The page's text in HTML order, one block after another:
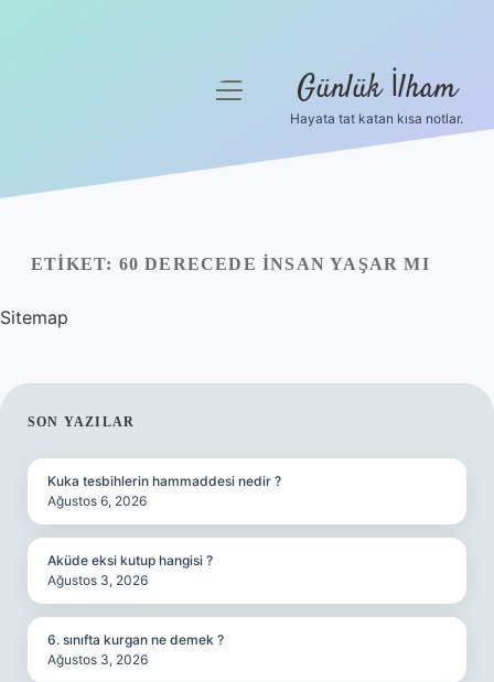
Yasal Uyarı
Hakkımızda
menüyü
Günlük İlham
Hayata tat katan kısa notlar.
ETIKET: 60 DERECEDE INSAN YAŞAR MI
Sitemap
SIDEBAR
SON YAZILAR
Kuka tesbihlerin hammaddesi nedir ?
Ağustos 6, 2026
Aküde eksi kutup hangisi ?
Ağustos 3, 2026
6. sınıfta kurgan ne demek ?
Ağustos 3, 2026